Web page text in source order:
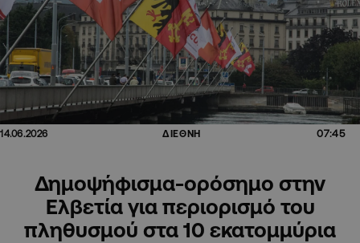
14.06.2026 ΔΙΕΘΝΗ 07:45
Δημοψήφισμα-ορόσημο στην
Ελβετία για περιορισμό του
πληθυσμού στα 10 εκατομμύρια